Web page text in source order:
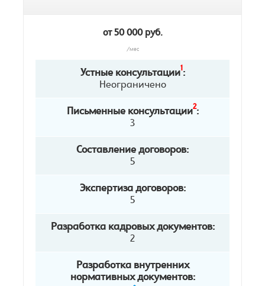
от 50 000 руб.
/мес
Устные консультации1:
Неограничено
Письменные консультации2:
3
Составление договоров:
5
Экспертиза договоров:
5
Разработка кадровых документов:
2
Разработка внутренних
нормативных документов: